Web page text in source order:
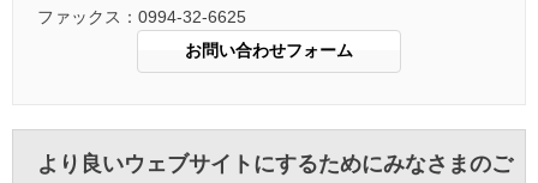
ファックス：0994-32-6625
より良いウェブサイトにするためにみなさまのご